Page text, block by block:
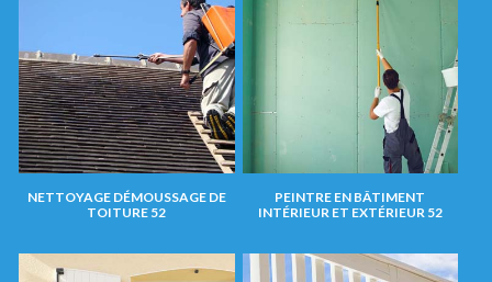
NETTOYAGE DÉMOUSSAGE DE
TOITURE 52
PEINTRE EN BÂTIMENT
INTÉRIEUR ET EXTÉRIEUR 52